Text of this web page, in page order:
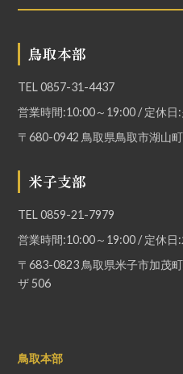
鳥取本部
TEL0857-31-4437
営業時間:10:00～19:00 / 定休日
〒680-0942 鳥取県鳥取市湖山
米子支部
TEL0859-21-7979
営業時間:10:00～19:00 / 定休日
〒683-0823 鳥取県米子市加茂
ザ 506
鳥取本部